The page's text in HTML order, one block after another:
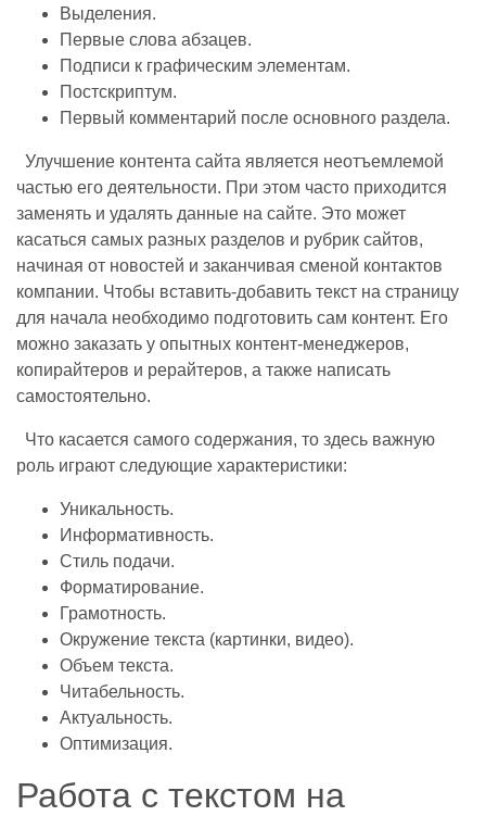
Выделения.
Первые слова абзацев.
Подписи к графическим элементам.
Постскриптум.
Первый комментарий после основного раздела.
Улучшение контента сайта является неотъемлемой
частью его деятельности. При этом часто приходится
заменять и удалять данные на сайте. Это может
касаться самых разных разделов и рубрик сайтов,
начиная от новостей и заканчивая сменой контактов
компании. Чтобы вставить-добавить текст на страницу
для начала необходимо подготовить сам контент. Его
можно заказать у опытных контент-менеджеров,
копирайтеров и рерайтеров, а также написать
самостоятельно.
Что касается самого содержания, то здесь важную
роль играют следующие характеристики:
Уникальность.
Информативность.
Стиль подачи.
Форматирование.
Грамотность.
Окружение текста (картинки, видео).
Объем текста.
Читабельность.
Актуальность.
Оптимизация.
Работа с текстом на